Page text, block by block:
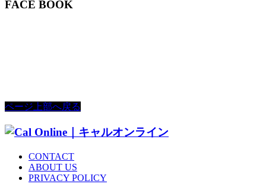
FACE BOOK
ページ上部へ戻る
CONTACT
ABOUT US
PRIVACY POLICY